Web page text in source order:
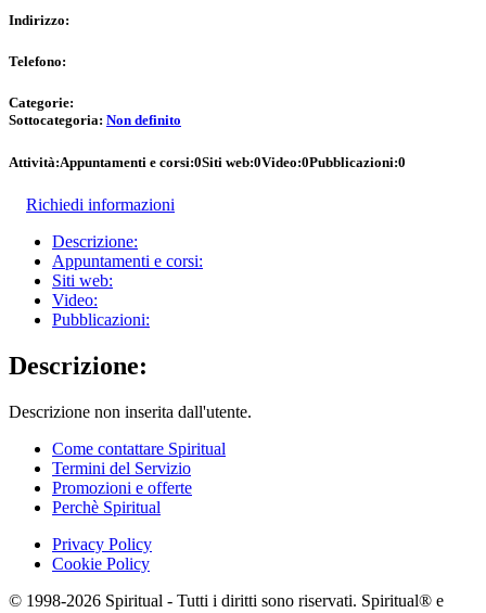
Indirizzo:
Telefono:
Categorie:
Sottocategoria: Non definito
Attività:Appuntamenti e corsi:0Siti web:0Video:0Pubblicazioni:0
Richiedi informazioni
Descrizione:
Appuntamenti e corsi:
Siti web:
Video:
Pubblicazioni:
Descrizione:
Descrizione non inserita dall'utente.
Come contattare Spiritual
Termini del Servizio
Promozioni e offerte
Perchè Spiritual
Privacy Policy
Cookie Policy
© 1998-2026 Spiritual - Tutti i diritti sono riservati. Spiritual® e